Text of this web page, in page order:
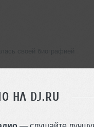
НА DJ.RU
— слушайте